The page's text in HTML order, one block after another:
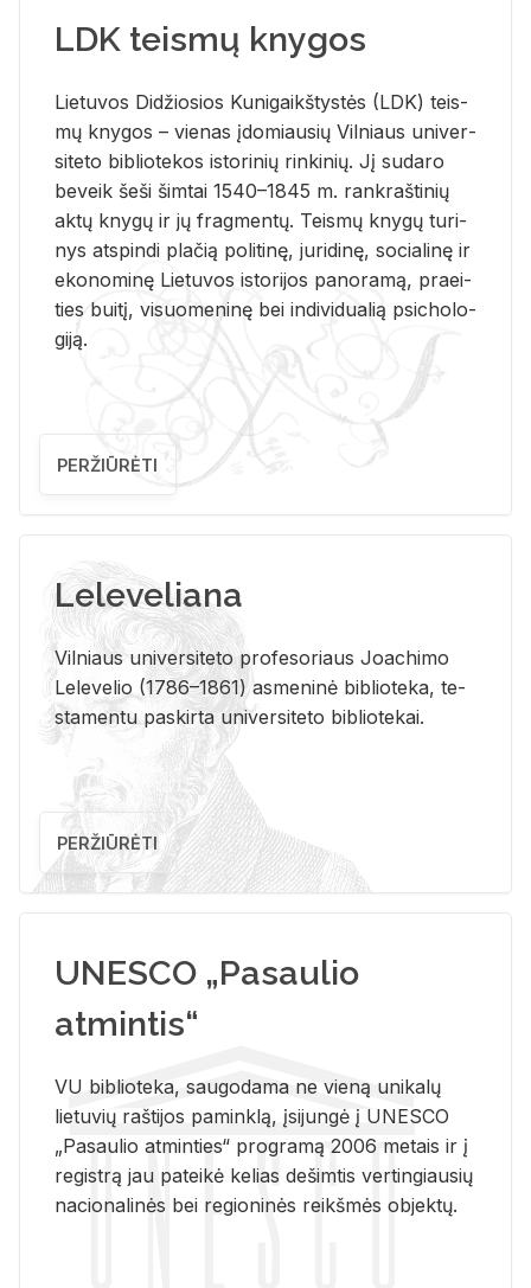
LDK teismų knygos
Lie­tu­vos Di­džio­sios Ku­ni­gaikš­tys­tės (LDK) teis­
mų kny­gos – vie­nas įdo­miau­sių Vil­niaus uni­ver­
si­te­to bi­b­lio­te­kos is­to­ri­nių rin­ki­nių. Jį su­da­ro
be­veik šeši šim­tai 1540–1845 m. rank­raš­ti­nių
aktų kny­gų ir jų frag­men­tų. Teis­mų kny­gų tu­ri­
nys at­spin­di pla­čią po­li­ti­nę, ju­ri­di­nę, so­cia­li­nę ir
eko­no­mi­nę Lie­tu­vos is­to­ri­jos pa­no­ra­mą, pra­ei­
ties bui­tį, vi­suo­me­ni­nę bei in­di­vi­dua­lią psi­cho­lo­
gi­ją.
PERŽIŪRĖTI
Leleveliana
Vil­niaus uni­ver­si­te­to pro­fe­so­riaus Jo­a­chi­mo
Le­le­ve­lio (1786–1861) as­me­ni­nė bi­b­lio­te­ka, te­
sta­men­tu pa­skir­ta uni­ver­si­te­to bi­b­lio­te­kai.
PERŽIŪRĖTI
UNESCO „Pasaulio
atmintis“
VU biblioteka, saugodama ne vieną unikalų
lietuvių raštijos paminklą, įsijungė į UNESCO
„Pasaulio atminties“ programą 2006 metais ir į
registrą jau pateikė kelias dešimtis vertingiausių
nacionalinės bei regioninės reikšmės objektų.